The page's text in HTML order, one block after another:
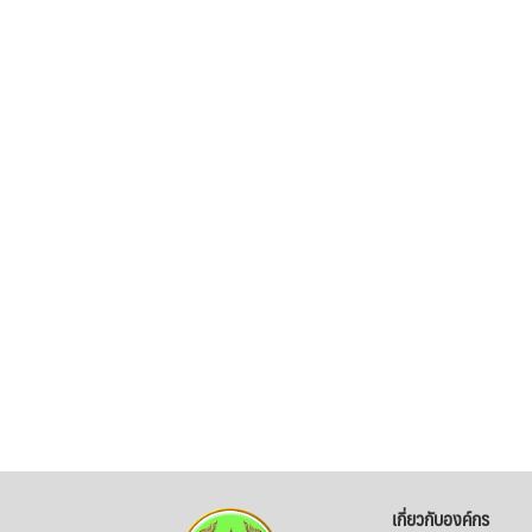
เกี่ยวกับองค์กร